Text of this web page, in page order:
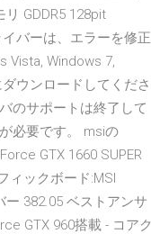
GDDR5 128pit
イバーは、エラーを修正
Vista, Windows 7,
ダウンロードしてくださ
のサポートは終了して
必要です。 msiの
GTX 1660 SUPER
ィックボード:MSI
ー 382.05 ベストアンサ
GTX 960搭載 - コアク